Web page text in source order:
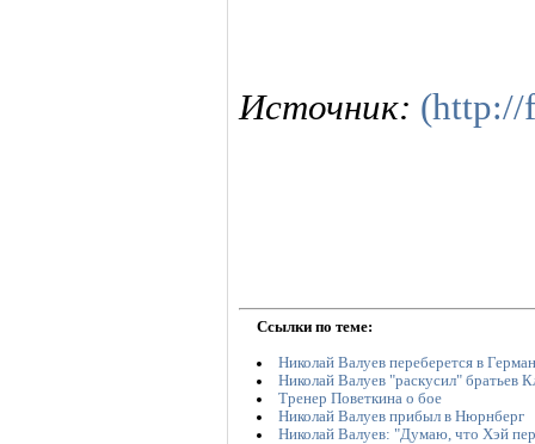
Источник: (http://
Ссылки по теме:
Николай Валуев переберется в
Николай Валуев "раскусил" братьев
Тренер Поветкина о бое
Николай Валуев прибыл в Нюрнберг
Николай Валуев: "Думаю, что Хэй